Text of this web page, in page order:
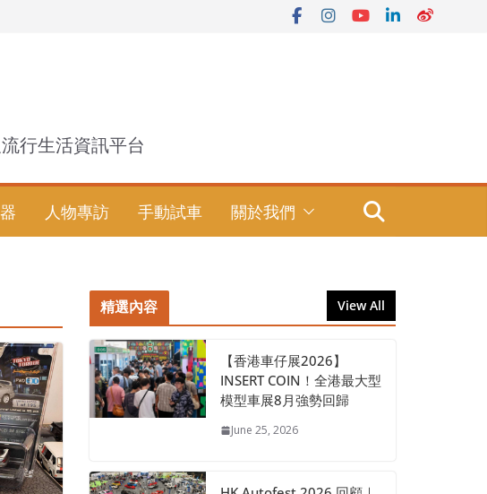
行生活資訊平台
人物專訪 手動試車 關於我們
精選內容 View All
【香港車仔展2026】
INSERT COIN！全港最大型
模型車展8月強勢回歸
June 25, 2026